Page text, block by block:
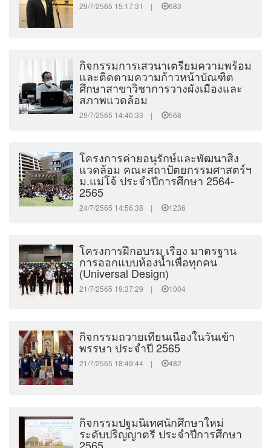
29/7/2565 15:17:31 | 683
กิจกรรมการเสวนาเตรียมความพร้อม
และติดตามความก้าวหน้าบัณฑิต
ศึกษาสาขาวิชาการวางผังเมืองและ
สภาพแวดล้อม
29/7/2565 14:40:33 | 568
โครงการค่ายอนุรักษ์และพัฒนาสิ่ง
แวดล้อม คณะสถาปัตยกรรมศาสตร์ฯ
ม.แม่โจ้ ประจำปีการศึกษา 2564-
2565
24/7/2565 14:56:38 | 1236
โครงการฝึกอบรม เรื่อง มาตรฐาน
การออกแบบห้องน้ำเพื่อทุกคน
(Universal Design)
21/7/2565 19:37:29 | 1004
กิจกรรมถวายเทียนเนื่องในวันเข้า
พรรษา ประจำปี 2565
21/7/2565 18:49:44 | 482
กิจกรรมปฐมนิเทศนักศึกษาใหม่
ระดับปริญญาตรี ประจำปีการศึกษา